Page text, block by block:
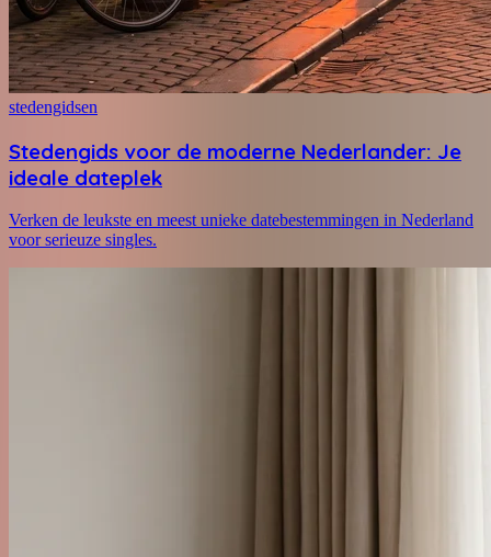
stedengidsen
Stedengids voor de moderne Nederlander: Je
ideale dateplek
Verken de leukste en meest unieke datebestemmingen in Nederland
voor serieuze singles.